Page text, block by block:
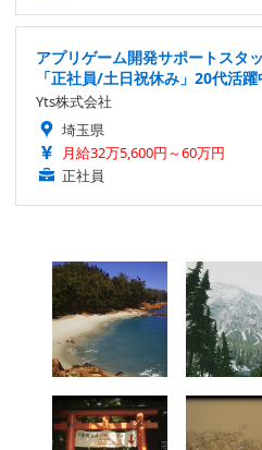
アプリゲーム開発サポートスタ
「正社員/土日祝休み」20代活躍
Yts株式会社
埼玉県
月給32万5,600円～60万円
正社員